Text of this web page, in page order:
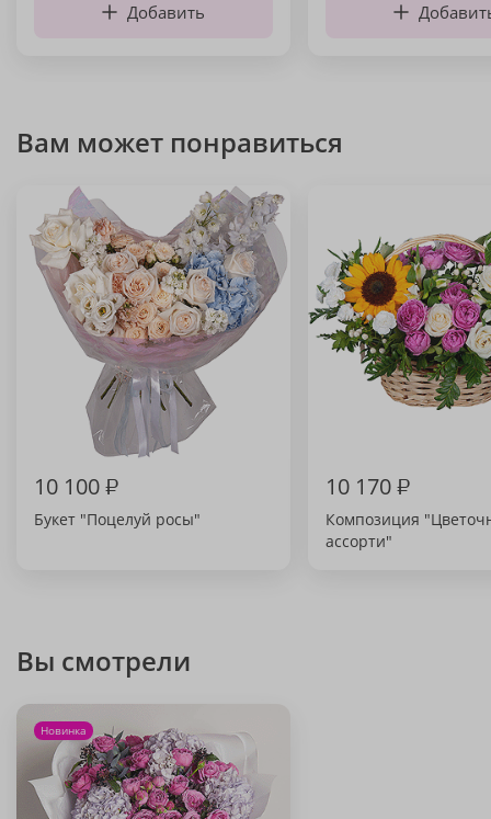
Добавить
Вам может понравиться
10 100₽
Букет "Поцелуй росы"
10 170₽
Композиция
ассорти"
Вы смотрели
Новинка